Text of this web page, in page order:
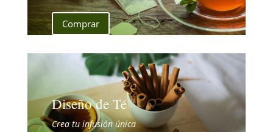
Comprar
Diseño de Té
Crea tu infusión única